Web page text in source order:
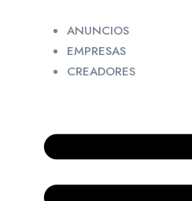
ANUNCIOS
EMPRESAS
CREADORES